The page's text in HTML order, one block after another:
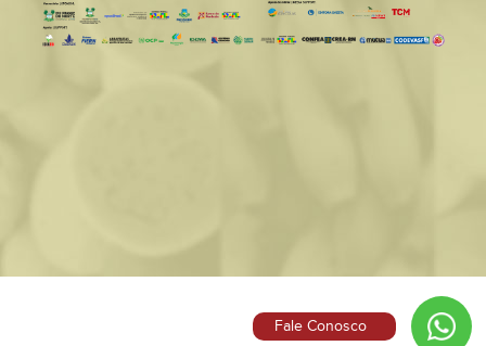
Fale Conosco